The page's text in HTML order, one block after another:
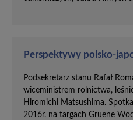
Perspektywy polsko-
Podsekretarz stanu Rafał
wiceministrem rolnictwa,
Hiromichi Matsushima.
2016r. na targach Gruene